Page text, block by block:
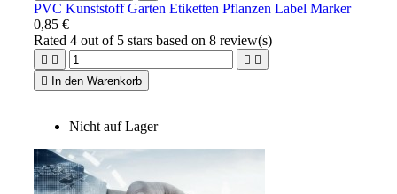
PVC Kunststoff Garten Etiketten Pflanzen Label Marker
0,85 €
Rated4 out of 5 stars based on8 review(s)
   

In den Warenkorb
Nicht auf Lager